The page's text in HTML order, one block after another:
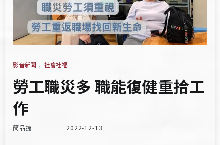
影音新聞 , 社會社福
勞工職災多 職能復健重拾工
作
簡品捷 2022-12-13